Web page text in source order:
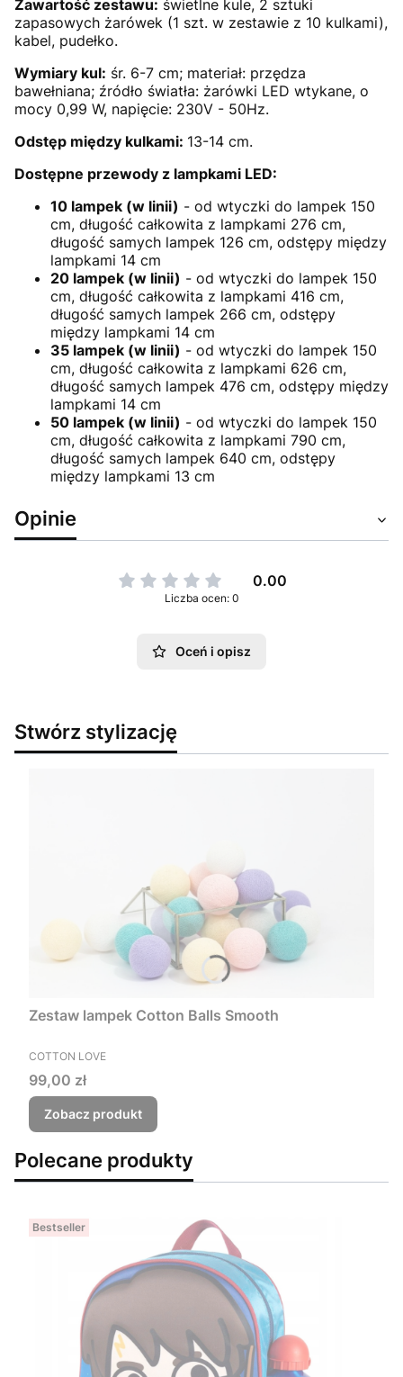
Zawartość zestawu: świetlne kule, 2 sztuki
zapasowych żarówek (1 szt. w zestawie z 10 kulkami),
kabel, pudełko.
Wymiary kul: śr. 6-7 cm; materiał: przędza
bawełniana; źródło światła: żarówki LED wtykane, o
mocy 0,99 W, napięcie: 230V - 50Hz.
Odstęp między kulkami: 13-14 cm.
Dostępne przewody z lampkami LED:
10 lampek (w linii) - od wtyczki do lampek 150
cm, długość całkowita z lampkami 276 cm,
długość samych lampek 126 cm, odstępy między
lampkami 14 cm
20 lampek (w linii) - od wtyczki do lampek 150
cm, długość całkowita z lampkami 416 cm,
długość samych lampek 266 cm, odstępy
między lampkami 14 cm
35 lampek (w linii) - od wtyczki do lampek 150
cm, długość całkowita z lampkami 626 cm,
długość samych lampek 476 cm, odstępy między
lampkami 14 cm
50 lampek (w linii) - od wtyczki do lampek 150
cm, długość całkowita z lampkami 790 cm,
długość samych lampek 640 cm, odstępy
między lampkami 13 cm
Opinie
0.00
Liczba ocen: 0
Oceń i opisz
Stwórz stylizację
Zestaw lampek Cotton Balls Smooth
PRODUCENT
COTTON LOVE
Cena
99,00 zł
Zobacz produkt
Polecane produkty
Bestseller